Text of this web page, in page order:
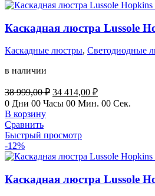
Каскадная люстра Lussole
Каскадные люстры, Светодиодные
в наличии
38 999,00₽ Первоначальная
цена
999,00 ₽.
34 414,00 ₽Текущая
цена:
0 Дни 00 Часы 00 Мин. 00 Сек.
В корзину
Сравнить
Быстрый просмотр
-12%
Каскадная люстра Lussole